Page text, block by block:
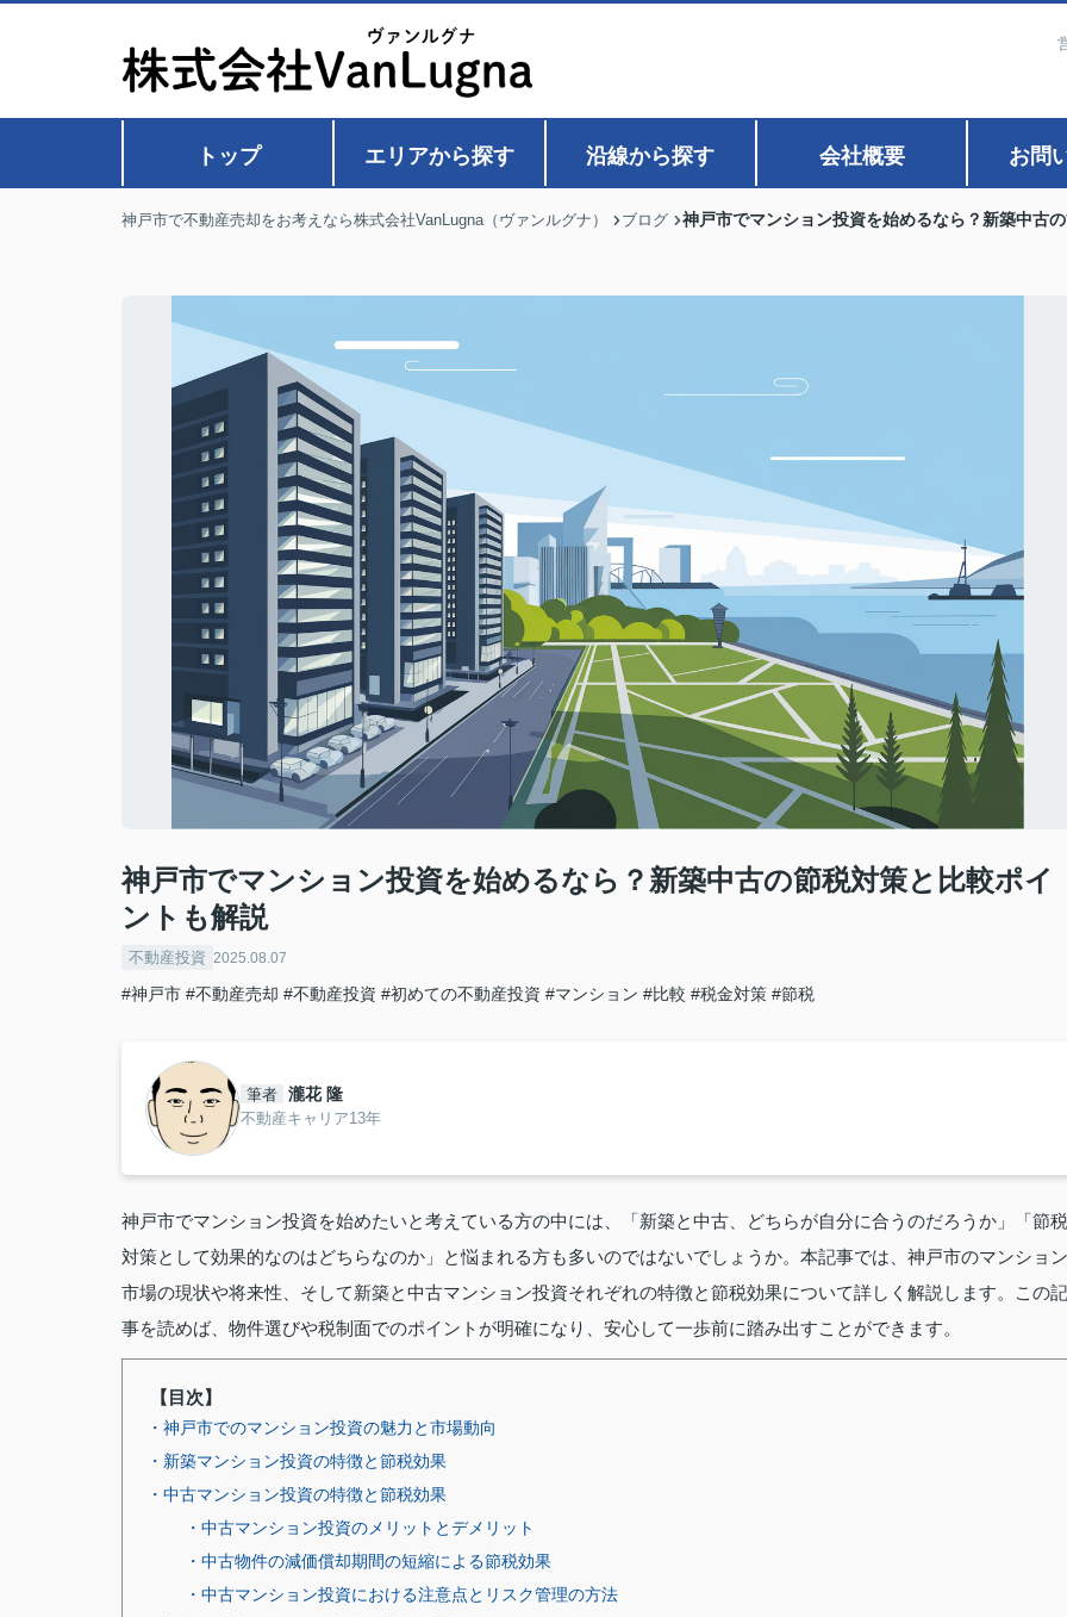
トップ エリアから探す 沿線から探す 会社概要 お問
神戸市で不動産売却をお考えなら株式会社VanLugna（ヴァンルグナ） ブログ 神戸市でマンション投資を始めるなら？新築中古
神戸市でマンション投資を始めるなら？新築中古の節税対策と比較ポイ
ントも解説
不動産投資 2025.08.07
#神戸市 #不動産売却 #不動産投資 #初めての不動産投資 #マンション #比較 #税金対策 #節税
筆者 瀧花 隆
不動産キャリア13年
神戸市でマンション投資を始めたいと考えている方の中には、「新築と中古、どちらが自分に合うのだろうか」「節税
対策として効果的なのはどちらなのか」と悩まれる方も多いのではないでしょうか。本記事では、神戸市のマンション
市場の現状や将来性、そして新築と中古マンション投資それぞれの特徴と節税効果について詳しく解説します。この記
事を読めば、物件選びや税制面でのポイントが明確になり、安心して一歩前に踏み出すことができます。
【目次】
・神戸市でのマンション投資の魅力と市場動向
・新築マンション投資の特徴と節税効果
・中古マンション投資の特徴と節税効果
・中古マンション投資のメリットとデメリット
・中古物件の減価償却期間の短縮による節税効果
・中古マンション投資における注意点とリスク管理の方法